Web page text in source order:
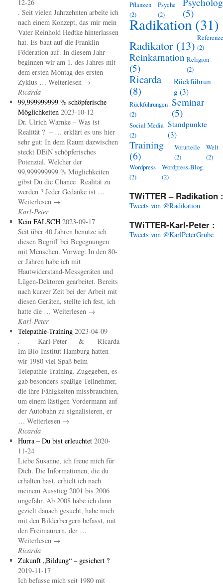
12-26
. Seit vielen Jahrzehnten arbeite ich
nach einem Konzept, das mir mein
Vater Reinhold Hedtke hinterlassen
hat. Es baut auf die Franklin
Föderation auf. In diesem Jahr
beginnen wir am 1. des Jahres mit
dem ersten Montag des ersten
Zyklus … Weiterlesen →
Ricarda
99,999999999 % schöpferische
Möglichkeiten 2023-10-12
Dr. Ulrich Warnke – Was ist
Realität ? – … erklärt es uns hier
sehr gut: In dem Raum dazwischen
steckt DEiN schöpferisches
Potenzial. Welcher der
99,999999999 % Möglichkeiten
gibst Du die Chance Realität zu
werden ? Jeder Gedanke ist …
Weiterlesen →
Karl-Peter
Kein FALSCH 2023-09-17
Seit über 40 Jahren benutze ich
diesen Begriff bei Begegnungen
mit Menschen. Vorweg: In den 80-
er Jahren habe ich mit
Hautwiderstand-Messgeräten und
Lügen-Dektoren gearbeitet. Bereits
nach kurzer Zeit bei der Arbeit mit
diesen Geräten, stellte ich fest, ich
hatte die … Weiterlesen →
Karl-Peter
Telepathie-Training 2023-04-09
. Karl-Peter & Ricarda
Im Bio-Institut Hamburg hatten
wir 1980 viel Spaß beim
Telepathie-Training. Zugegeben, es
gab besonders spaßige Teilnehmer,
die ihre Fähigkeiten missbrauchten,
um einem lästigen Vordermann auf
der Autobahn zu signalisieren, er
… Weiterlesen →
Ricarda
Hurra – Du bist erleuchtet 2020-
11-24
Liebe Susanne, ich freue mich für
Dich. Die Informationen, die du
erhalten hast, erhielt ich nach
meinem Ausstieg 2001 bis 2006
ungefähr. Ab 2008 habe ich dann
gezielt danach gesucht, habe mich
mit den Bilderbergern befasst, mit
den Freimaurern, der …
Weiterlesen →
Ricarda
Zukunft „Bildung“ – gesichert ?
2019-11-17
Ich befasse mich seit 1980 mit
Pflanzen
(2)
Psyche
(2)
(5)
Radikation(31)
Radikator (13) (2)
Reinkarnation
(5)
Religion
(2)
Ricarda
(8)
Rückführun
g (3)
Rückführungen
(2)
Seminar
(5)
Social Media
(2)
Standpunkte
(3)
Training
(6)
Vorurteile
(2)
Welt
(2)
Wordpress
(2)
Wordpress-Blog
(2)
TWiTTER – Radikation :
Tweets von @Radikation
TWiTTER-Karl-Peter :
Tweets von @KarlPeterGrube